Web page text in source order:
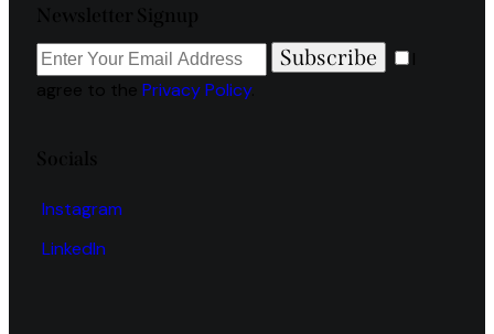
Subscribe
Privacy Policy.
Instagram
LinkedIn